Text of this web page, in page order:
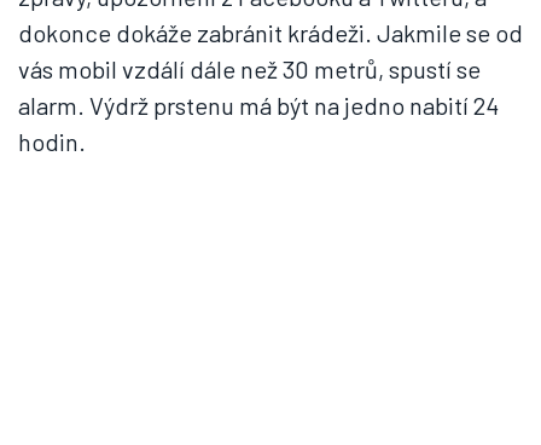
dokonce dokáže zabránit krádeži. Jakmile se od
vás mobil vzdálí dále než 30 metrů, spustí se
alarm. Výdrž prstenu má být na jedno nabití 24
hodin.